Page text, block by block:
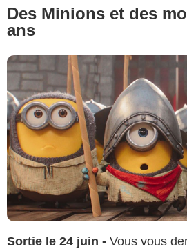
Des Minions et des
ans
Sortie le 24 juin - Vous vous